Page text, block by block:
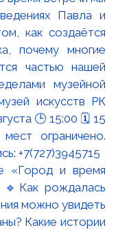
«Город и время
рождалась
можно увидеть
Какие истории